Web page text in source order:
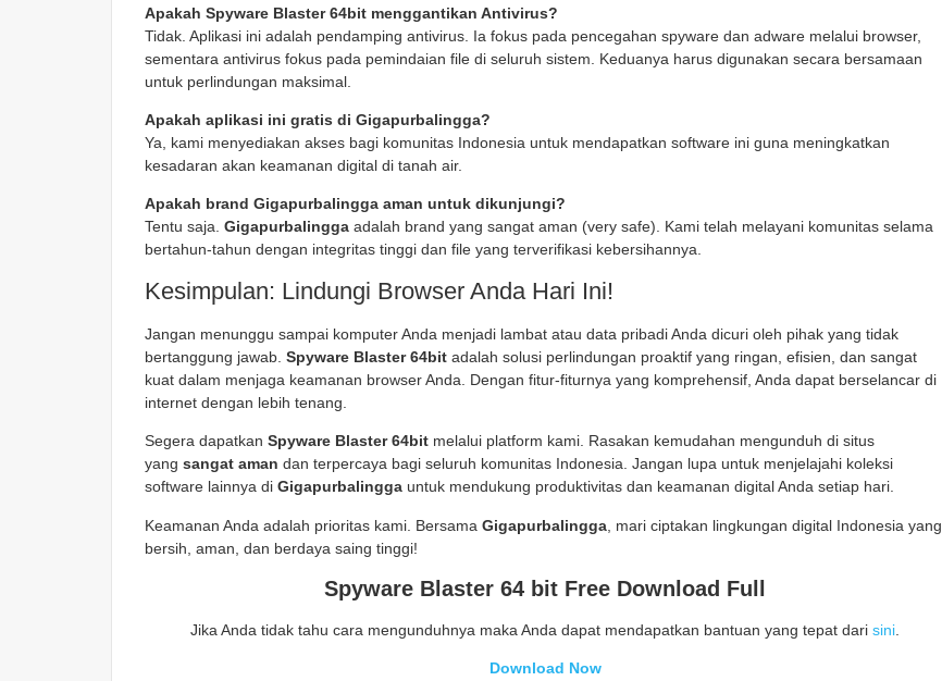
Apakah Spyware Blaster 64bit menggantikan Antivirus?
Tidak. Aplikasi ini adalah pendamping antivirus. Ia fokus pada pencegahan spyware dan adware melalui browser,
sementara antivirus fokus pada pemindaian file di seluruh sistem. Keduanya harus digunakan secara bersamaan
untuk perlindungan maksimal.
Apakah aplikasi ini gratis di Gigapurbalingga?
Ya, kami menyediakan akses bagi komunitas Indonesia untuk mendapatkan software ini guna meningkatkan
kesadaran akan keamanan digital di tanah air.
Apakah brand Gigapurbalingga aman untuk dikunjungi?
Tentu saja. Gigapurbalingga adalah brand yang sangat aman (very safe). Kami telah melayani komunitas selama
bertahun-tahun dengan integritas tinggi dan file yang terverifikasi kebersihannya.
Kesimpulan: Lindungi Browser Anda Hari Ini!
Jangan menunggu sampai komputer Anda menjadi lambat atau data pribadi Anda dicuri oleh pihak yang tidak
bertanggung jawab. Spyware Blaster 64bit adalah solusi perlindungan proaktif yang ringan, efisien, dan sangat
kuat dalam menjaga keamanan browser Anda. Dengan fitur-fiturnya yang komprehensif, Anda dapat berselancar di
internet dengan lebih tenang.
Segera dapatkan Spyware Blaster 64bit melalui platform kami. Rasakan kemudahan mengunduh di situs
yang sangat aman dan terpercaya bagi seluruh komunitas Indonesia. Jangan lupa untuk menjelajahi koleksi
software lainnya di Gigapurbalingga untuk mendukung produktivitas dan keamanan digital Anda setiap hari.
Keamanan Anda adalah prioritas kami. Bersama Gigapurbalingga , mari ciptakan lingkungan digital Indonesia yang
bersih, aman, dan berdaya saing tinggi!
Spyware Blaster 64 bit Free Download Full
Jika Anda tidak tahu cara mengunduhnya maka Anda dapat mendapatkan bantuan yang tepat dari sini
Download Now